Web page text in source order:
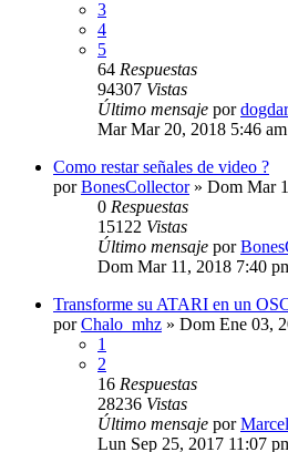
3
4
5
64 Respuestas
94307 Vistas
Último mensaje por
Mar Mar 20, 2018 5:46 am
Como restar señales de video ?
porBonesCollector» Dom Mar
0 Respuestas
15122 Vistas
Último mensaje por
Dom Mar 11, 2018 7:40
Transforme su ATARI en un
porChalo_mhz » Dom Ene 03,
1
2
16 Respuestas
28236 Vistas
Último mensaje por
Lun Sep 25, 2017 11:07